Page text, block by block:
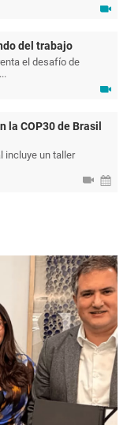
del trabajo
el desafío de
la COP30 de Brasil
incluye un taller